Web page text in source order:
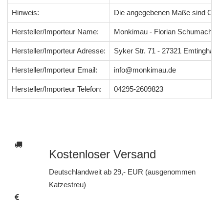
Hinweis: Die angegebenen Maße sind
Hersteller/Importeur Name: Monkimau - Florian Schumacher
Hersteller/Importeur Adresse: Syker Str. 71 - 27321
Hersteller/Importeur Email: info@monkimau.de
Hersteller/Importeur Telefon: 04295-2609823
Kostenloser Versand
Deutschlandweit ab 29,- EUR (ausgenommen
Katzestreu)